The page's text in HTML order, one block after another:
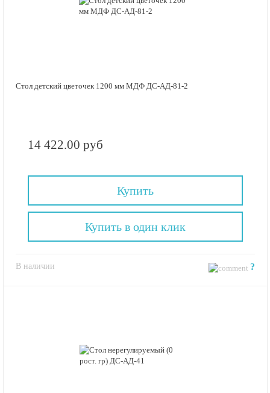
Стол детский цветочек 1200 мм МДФ ДС-АД-81-2
14 422.00 руб
Купить
В наличии ?
Купить в один клик